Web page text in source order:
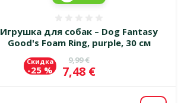
Игрушка для собак – Dog Fantasy
Good's Foam Ring, purple, 30 см
Исходная цена
9,99 €
Цена
7,48 €
Скидка
-25 %